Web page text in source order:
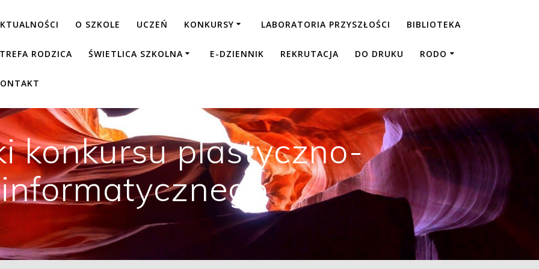
O SZKOLE UCZEŃ KONKURSY LABORATORIA PRZYSZŁOŚCI BIBLIOTEKA
RODZICA ŚWIETLICA SZKOLNA E-DZIENNIK REKRUTACJA DO DRUKU RODO
konkursu plastyczno-
informatycznego